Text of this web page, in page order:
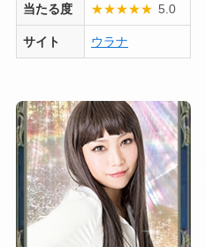
当たる度 ★★★★★ 5.0
サイト ウラナ